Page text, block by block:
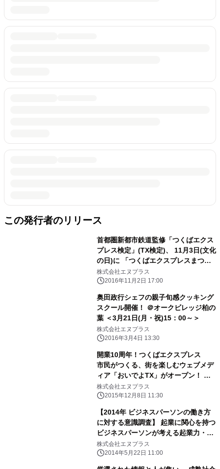
この発行者のリリース
首都圏新都市鉄道監修「つくばエクス
プレス検定」(TX検定)、 11月3日(文化
の日)に 「つくばエクスプレスまつり
2016」と同時開催 「おいでよTX」
内特設ページにて開始
株式会社エヌプラス
2016年11月2日 17:00
奥田政行シェフの親子旬感クッキング
スクール開催！ ＠オークビレッジ柏の
葉 ＜3月21日(月・祝)15：00～＞
株式会社エヌプラス
2016年3月4日 13:30
開業10周年！つくばエクスプレス
市民がつくる、街を楽しむウェブメデ
ィア「おいでよTX」がオープン！ 街
の情報を発信するナビゲーターの1日
体験イベントを開催
株式会社エヌプラス
2015年12月8日 11:30
【2014年 ビジネスパーソンの働き方
に対する意識調査】 起業に関心を持つ
ビジネスパーソンが考える起業力・信
用力と マネースタイルに関する調査
株式会社エヌプラス
2014年5月22日 11:00